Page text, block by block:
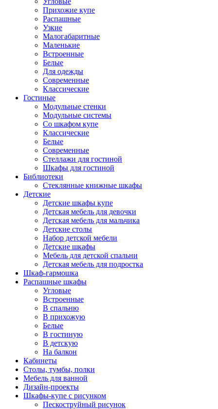
Прихожие купе
Распашные
Узкие
Малогабаритные
Маленькие
Встроенные
Белые
Для одежды
Современные
Классические
Гостиные
Модульные стенки
Модульные системы
Со шкафом купе
Классические
Белые
Современные
Стеллажи для гостиной
Шкафы для гостиной
Библиотеки
Стеклянные книжные шкафы
Детские
Детские шкафы купе
Детская мебель для девочки
Детская мебель для мальчика
Детские столы
Набор детской мебели
Детские шкафы
Мебель для детской спальни
Детская мебель для подростка
Шкаф-гармошка
Распашные шкафы
Угловые
Встроенные
В спальню
В прихожую
Белые
В гостиную
В детскую
На балкон
Кабинеты
Столы, тумбы, полки
Мебель для ванной
Дизайн-проекты
Шкафы-купе с рисунком
Пескоструйный рисунок